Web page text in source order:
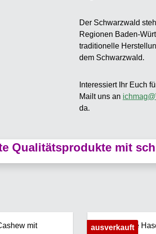
Der Schwarzwald
Regionen Baden-
traditionelle
dem Schwarzwald.
Interessiert Ihr Euch
Mailt uns an
da.
Qualitätsprodukte mit
ausverkauft